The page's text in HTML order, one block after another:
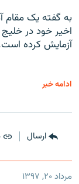
به گفته یک مقام
اخیر خود در
آزمایش کرده
ادامه خبر
ارسال
مرداد ۲۰, ۱۳۹۷